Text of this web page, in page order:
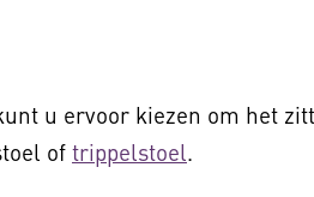
u ervoor kiezen om het
oftrippelstoel.